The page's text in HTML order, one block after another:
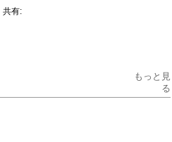
共有:
もっと見
る